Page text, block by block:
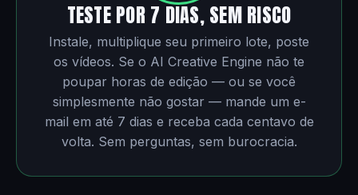
TESTE POR 7 DIAS, SEM RISCO
Instale, multiplique seu primeiro lote, poste
os vídeos. Se o AI Creative Engine não te
poupar horas de edição — ou se você
simplesmente não gostar — mande um e-
mail em até 7 dias e receba cada centavo de
volta. Sem perguntas, sem burocracia.